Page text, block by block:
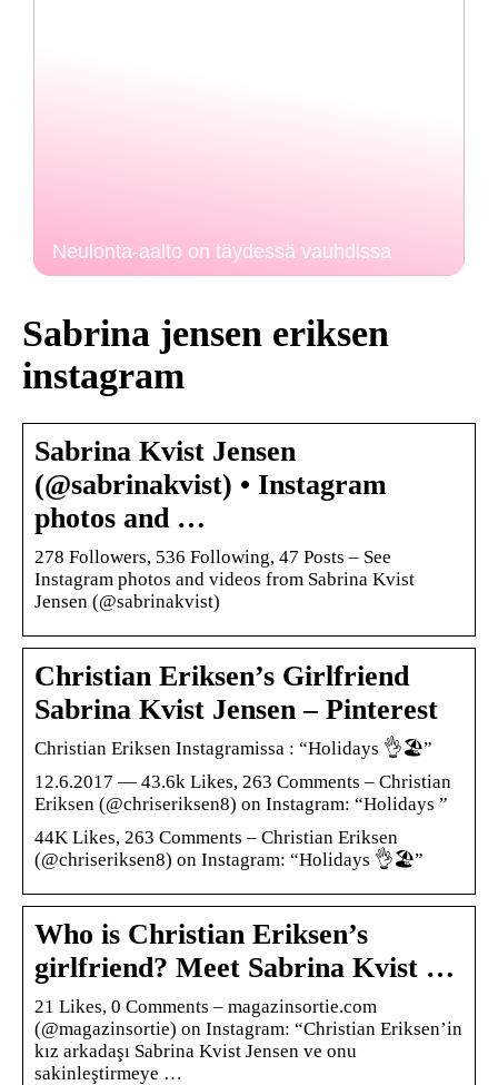
Neulonta-aalto on täydessä vauhdissa
Sabrina jensen eriksen
instagram
Sabrina Kvist Jensen
(@sabrinakvist) • Instagram
photos and …
278 Followers, 536 Following, 47 Posts – See
Instagram photos and videos from Sabrina Kvist
Jensen (@sabrinakvist)
Christian Eriksen’s Girlfriend
Sabrina Kvist Jensen – Pinterest
Christian Eriksen Instagramissa : “Holidays 👌🏖”
12.6.2017 — 43.6k Likes, 263 Comments – Christian
Eriksen (@chriseriksen8) on Instagram: “Holidays ”
44K Likes, 263 Comments – Christian Eriksen
(@chriseriksen8) on Instagram: “Holidays 👌🏖”
Who is Christian Eriksen’s
girlfriend? Meet Sabrina Kvist …
21 Likes, 0 Comments – magazinsortie.com
(@magazinsortie) on Instagram: “Christian Eriksen’in
kız arkadaşı Sabrina Kvist Jensen ve onu
sakinleştirmeye …